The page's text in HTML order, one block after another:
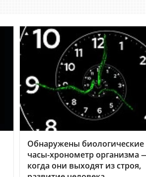
Обнаружены биологические
часы-хронометр организма
когда они выходят из строя,